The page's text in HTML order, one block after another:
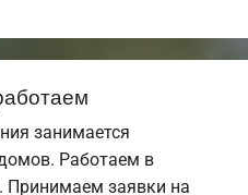
занимается
Работаем в
Принимаем заявки на